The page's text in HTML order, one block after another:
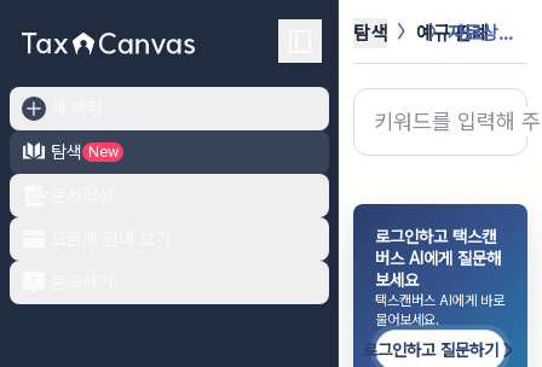
탐색
New
탐색 예규·판례 자료상으로 고발된 사업자로부터 수취한...
로그인하고 택스캔
버스 AI에게 질문해
보세요
택스캔버스 AI에게 바로
물어보세요.
로그인하고 질문하기